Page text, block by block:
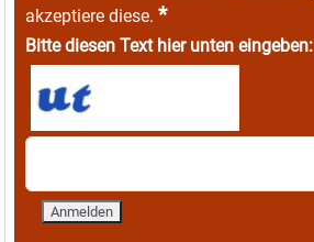
akzeptiere diese. *
Bitte diesen Text hier unten eingeben: